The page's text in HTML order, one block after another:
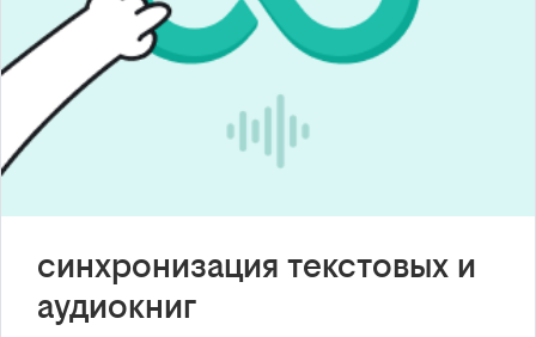
синхронизация текстовых и
аудиокниг